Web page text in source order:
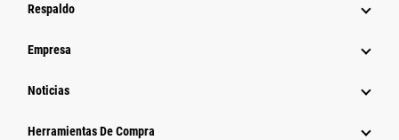
Respaldo
Empresa
Noticias
Herramientas De Compra